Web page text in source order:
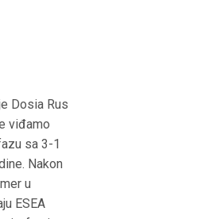
Dosia Rus
viđamo
sa 3-1
Nakon
u
ESEA